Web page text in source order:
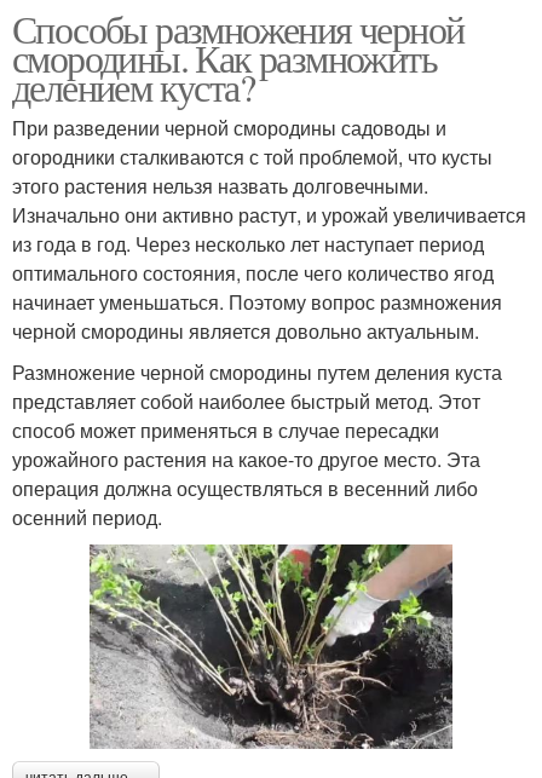
Способы размножения черной
смородины. Как размножить
делением куста?
При разведении черной смородины садоводы и
огородники сталкиваются с той проблемой, что кусты
этого растения нельзя назвать долговечными.
Изначально они активно растут, и урожай увеличивается
из года в год. Через несколько лет наступает период
оптимального состояния, после чего количество ягод
начинает уменьшаться. Поэтому вопрос размножения
черной смородины является довольно актуальным.
Размножение черной смородины путем деления куста
представляет собой наиболее быстрый метод. Этот
способ может применяться в случае пересадки
урожайного растения на какое-то другое место. Эта
операция должна осуществляться в весенний либо
осенний период.